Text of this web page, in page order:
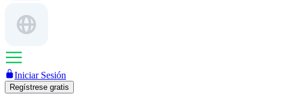
Iniciar Sesión
Regístrese gratis